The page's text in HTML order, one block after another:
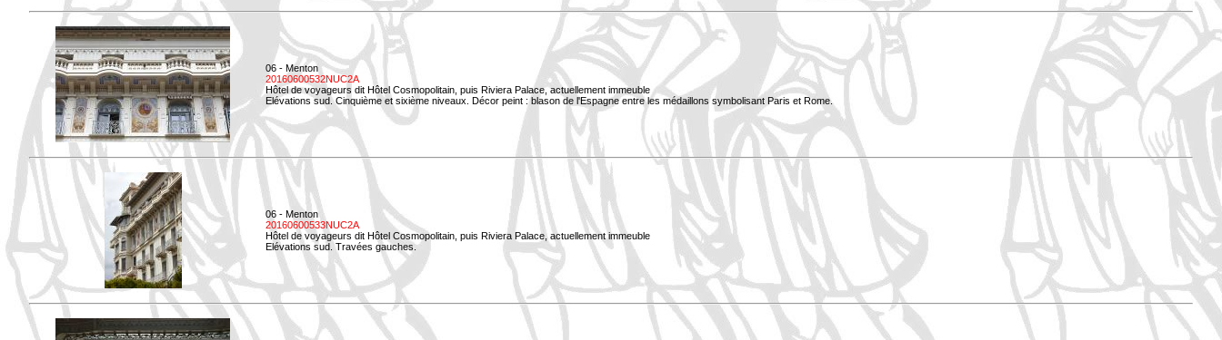
06 - Menton
20160600532NUC2A
Hôtel de voyageurs dit Hôtel Cosmopolitain, puis Riviera Palace, actuellement immeuble
Elévations sud. Cinquième et sixième niveaux. Décor peint : blason de l'Espagne entre les médaillons symbolisant Paris et Rome.
06 - Menton
20160600533NUC2A
Hôtel de voyageurs dit Hôtel Cosmopolitain, puis Riviera Palace, actuellement immeuble
Elévations sud. Travées gauches.